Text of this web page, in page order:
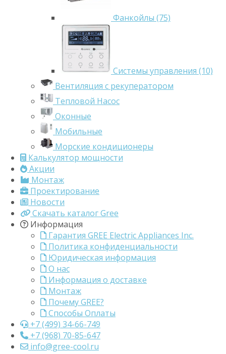
Фанкойлы (75)
Системы управления (10)
Вентиляция с рекуператором
Тепловой Насос
Оконные
Мобильные
Морские кондиционеры
Калькулятор мощности
Акции
Монтаж
Проектирование
Новости
Скачать каталог Gree
Информация
Гарантия GREE Electric Appliances Inc.
Политика конфиденциальности
Юридическая информация
О нас
Информация о доставке
Монтаж
Почему GREE?
Способы Оплаты
+7 (499) 34-66-749
+7 (968) 70-85-647
info@gree-cool.ru